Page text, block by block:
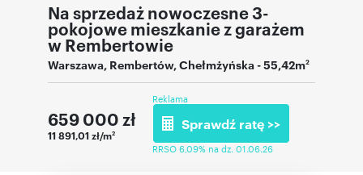
Na sprzedaż nowoczesne 3-
pokojowe mieszkanie z garażem
w Rembertowie
Warszawa, Rembertów,Chełmżyńska- 55,42m2
659 000 zł
11 891,01 zł/m2
Reklama
Sprawdź ratę >>
RRSO 6,09% na dz. 01.06.26